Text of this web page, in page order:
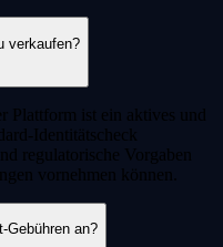
verkaufen?
Plattform ist ein aktives und
Identitätscheck
regulatorische Vorgaben
vornehmen können.
Gebühren an?